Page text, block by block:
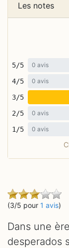
Les notes
5/5 0 avis
4/5 0 avis
3/5
2/5 0 avis
1/5 0 avis
(3/5 pour 1 avis)
Dans une
desperados